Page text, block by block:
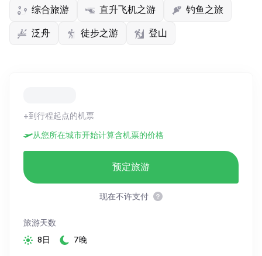
综合旅游 直升飞机之游 钓鱼之旅
泛舟 徒步之游 登山
+到行程起点的机票
从您所在城市开始计算含机票的价格
预定旅游
现在不许支付
旅游天数
8日
7晚